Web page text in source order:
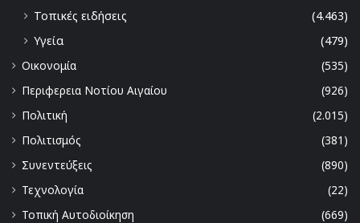
Τοπικές ειδήσεις
(4.463)
Υγεία
(479)
Οικονομία
(535)
Περιφερεια Νοτίου Αιγαίου
(926)
Πολιτική
(2.015)
Πολιτισμός
(381)
Συνεντεύξεις
(890)
Τεχνολογία
(22)
Τοπική Αυτοδιοίκηση
(669)